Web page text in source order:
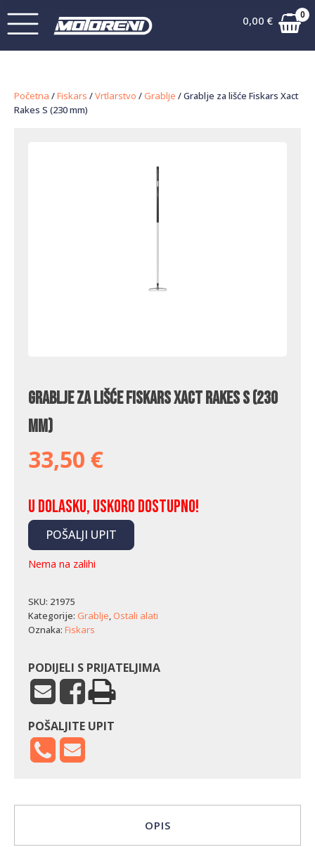
0,00 € 0
Početna /Fiskars /Vrtlarstvo / Grablje / Grablje za lišće Fiskars Xact
Rakes S (230 mm)
Grablje za lišće Fiskars Xact Rakes S (230
mm)
33,50 €
U dolasku, uskoro dostupno!
POŠALJI UPIT
Nema na zalihi
SKU: 21975
Kategorije: Grablje, Ostali alati
Oznaka: Fiskars
PODIJELI S PRIJATELJIMA
POŠALJITE UPIT
OPIS